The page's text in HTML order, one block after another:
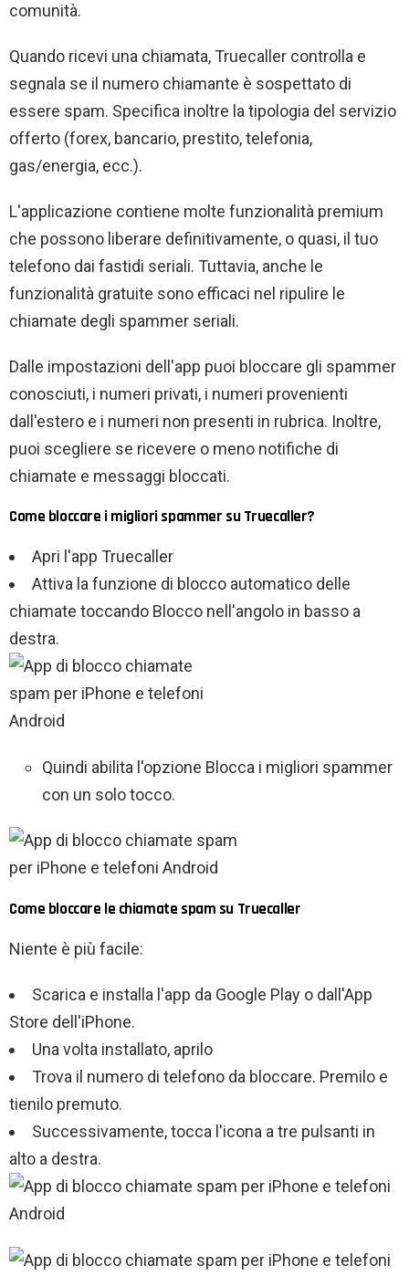
comunità.
Quando ricevi una chiamata, Truecaller controlla e
segnala se il numero chiamante è sospettato di
essere spam. Specifica inoltre la tipologia del servizio
offerto (forex, bancario, prestito, telefonia,
gas/energia, ecc.).
L'applicazione contiene molte funzionalità premium
che possono liberare definitivamente, o quasi, il tuo
telefono dai fastidi seriali. Tuttavia, anche le
funzionalità gratuite sono efficaci nel ripulire le
chiamate degli spammer seriali.
Dalle impostazioni dell'app puoi bloccare gli spammer
conosciuti, i numeri privati, i numeri provenienti
dall'estero e i numeri non presenti in rubrica. Inoltre,
puoi scegliere se ricevere o meno notifiche di
chiamate e messaggi bloccati.
Come bloccare i migliori spammer su Truecaller?
Apri l'app Truecaller
Attiva la funzione di blocco automatico delle
chiamate toccando Blocco nell'angolo in basso a
destra.
Quindi abilita l'opzione Blocca i migliori spammer
con un solo tocco.
Come bloccare le chiamate spam su Truecaller
Niente è più facile:
Scarica e installa l'app da Google Play o dall'App
Store dell'iPhone.
Una volta installato, aprilo
Trova il numero di telefono da bloccare. Premilo e
tienilo premuto.
Successivamente, tocca l'icona a tre pulsanti in
alto a destra.